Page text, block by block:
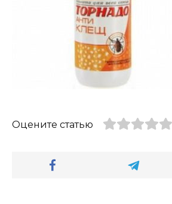
Оцените статью